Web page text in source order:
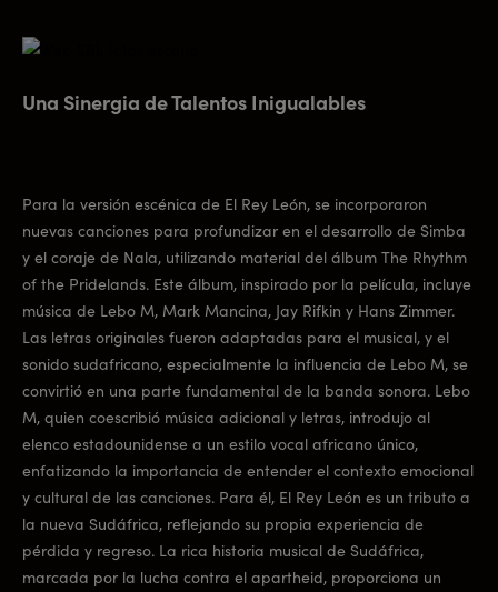
Una Sinergia de Talentos Inigualables
Para la versión escénica de El Rey León, se incorporaron
nuevas canciones para profundizar en el desarrollo de Simba
y el coraje de Nala, utilizando material del álbum The Rhythm
of the Pridelands. Este álbum, inspirado por la película, incluye
música de Lebo M, Mark Mancina, Jay Rifkin y Hans Zimmer.
Las letras originales fueron adaptadas para el musical, y el
sonido sudafricano, especialmente la influencia de Lebo M, se
convirtió en una parte fundamental de la banda sonora. Lebo
M, quien coescribió música adicional y letras, introdujo al
elenco estadounidense a un estilo vocal africano único,
enfatizando la importancia de entender el contexto emocional
y cultural de las canciones. Para él, El Rey León es un tributo a
la nueva Sudáfrica, reflejando su propia experiencia de
pérdida y regreso. La rica historia musical de Sudáfrica,
marcada por la lucha contra el apartheid, proporciona un